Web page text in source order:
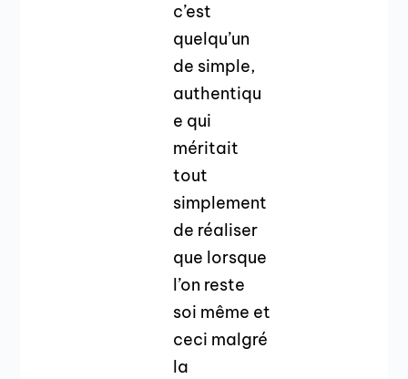
c’est
quelqu’un
de simple,
authentiqu
e qui
méritait
tout
simplement
de réaliser
que lorsque
l’on reste
soi même et
ceci malgré
la